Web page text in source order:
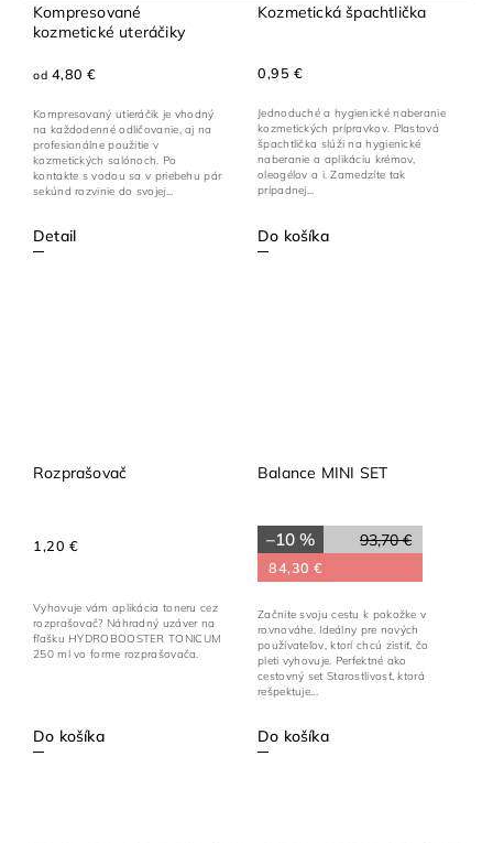
Kompresované
kozmetické uteráčiky
od 4,80 €
Detail
Kompresovaný utieráčik je vhodný
na každodenné odličovanie, aj na
profesionálne použitie v
kozmetických salónoch. Po
kontakte s vodou sa v priebehu pár
sekúnd rozvinie do svojej...
Kozmetická špachtlička
0,95 €
Do košíka
Jednoduché a hygienické naberanie
kozmetických prípravkov. Plastová
špachtlička slúži na hygienické
naberanie a aplikáciu krémov,
oleogélov a i. Zamedzíte tak
prípadnej...
Rozprašovač
1,20 €
Do košíka
Vyhovuje vám aplikácia toneru cez
rozprašovač? Náhradný uzáver na
fľašku HYDROBOOSTER TONICUM
250 ml vo forme rozprašovača.
Balance MINI SET
93,70 €
–10 %
84,30 €
Do košíka
Začnite svoju cestu k pokožke v
rovnováhe. Ideálny pre nových
používateľov, ktorí chcú zistiť, čo
pleti vyhovuje. Perfektné ako
cestovný set Starostlivosť, ktorá
rešpektuje...